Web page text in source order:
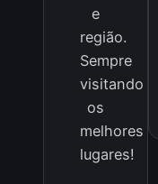
e
região.
Sempre
visitando
os
melhores
lugares!